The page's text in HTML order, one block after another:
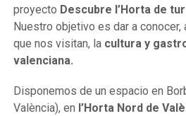
proyecto Descubre l’Horta de
Nuestro objetivo es dar a
que nos visitan, la cultura y
valenciana.
Disponemos de un espacio en
València), en l’Horta Nord de